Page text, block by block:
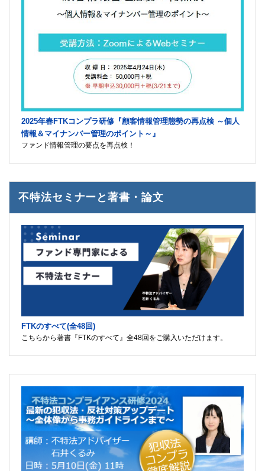
2025年春FTKコンプラ研修『顧客情報管理態勢の再点検 ～個人
情報＆マイナンバー管理のポイント～』
ファンド情報管理の要点を再点検！
不特法セミナーと著書・論文
FTKのすべて(全48回)
こちらから著書『FTKのすべて』全48回をご購入いただけます。